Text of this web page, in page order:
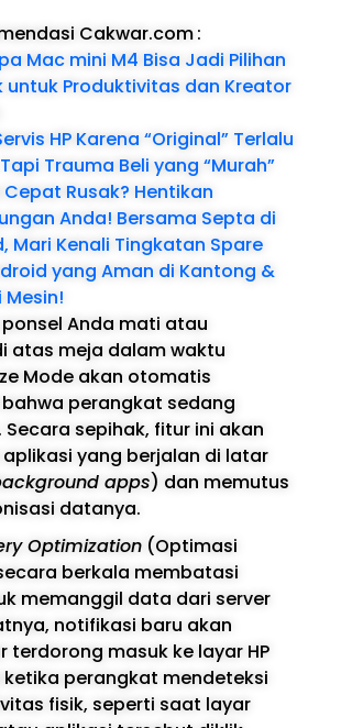
Cakwar.com:
Mac mini M4 Bisa Jadi Pilihan
untuk Produktivitas dan Kreator
HP Karena “Original” Terlalu
Trauma Beli yang “Murah”
Cepat Rusak? Hentikan
Anda! Bersama Septa di
Mari Kenali Tingkatan Spare
yang Aman di Kantong &
Mesin!
Anda mati atau
atas meja dalam waktu
Mode akan otomatis
perangkat sedang
sepihak, fitur ini akan
yang berjalan di latar
apps) dan memutus
datanya.
Optimization (Optimasi
berkala membatasi
memanggil data dari server
notifikasi baru akan
terdorong masuk ke layar HP
ketika perangkat mendeteksi
fisik, seperti saat layar